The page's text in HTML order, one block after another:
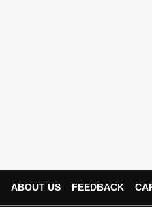
ABOUT US FEEDBACK